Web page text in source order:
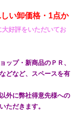
い卸価格・1点か
好評をいただいてお
ップ・新商品のＰＲ、
どなど、スペースを有
外に弊社得意先様への
ただきます。